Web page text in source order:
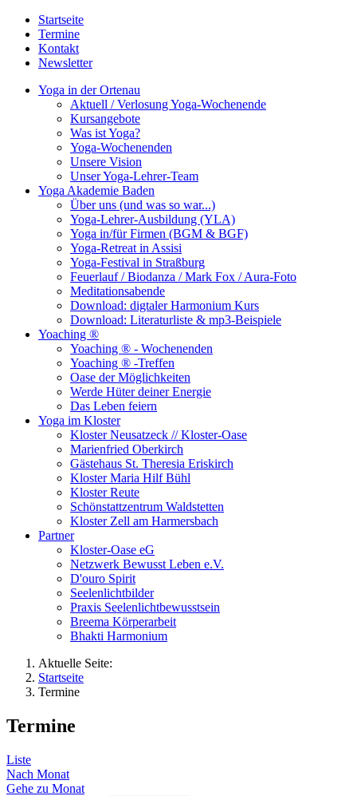
Startseite
Termine
Kontakt
Newsletter
Yoga in der Ortenau
Aktuell / Verlosung Yoga-Wochenende
Kursangebote
Was ist Yoga?
Yoga-Wochenenden
Unsere Vision
Unser Yoga-Lehrer-Team
Yoga Akademie Baden
Über uns (und was so war...)
Yoga-Lehrer-Ausbildung (YLA)
Yoga in/für Firmen (BGM & BGF)
Yoga-Retreat in Assisi
Yoga-Festival in Straßburg
Feuerlauf / Biodanza / Mark Fox / Aura-Foto
Meditationsabende
Download: digtaler Harmonium Kurs
Download: Literaturliste & mp3-Beispiele
Yoaching ®
Yoaching ® - Wochenenden
Yoaching ® -Treffen
Oase der Möglichkeiten
Werde Hüter deiner Energie
Das Leben feiern
Yoga im Kloster
Kloster Neusatzeck // Kloster-Oase
Marienfried Oberkirch
Gästehaus St. Theresia Eriskirch
Kloster Maria Hilf Bühl
Kloster Reute
Schönstattzentrum Waldstetten
Kloster Zell am Harmersbach
Partner
Kloster-Oase eG
Netzwerk Bewusst Leben e.V.
D'ouro Spirit
Seelenlichtbilder
Praxis Seelenlichtbewusstsein
Breema Körperarbeit
Bhakti Harmonium
Aktuelle Seite:
Startseite
Termine
Termine
Liste
Nach Monat
Gehe zu Monat